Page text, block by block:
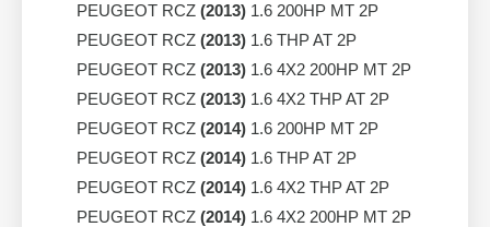
PEUGEOT RCZ (2013) 1.6 200HP MT 2P
PEUGEOT RCZ (2013) 1.6 THP AT 2P
PEUGEOT RCZ (2013) 1.6 4X2 200HP MT 2P
PEUGEOT RCZ (2013) 1.6 4X2 THP AT 2P
PEUGEOT RCZ (2014) 1.6 200HP MT 2P
PEUGEOT RCZ (2014) 1.6 THP AT 2P
PEUGEOT RCZ (2014) 1.6 4X2 THP AT 2P
PEUGEOT RCZ (2014) 1.6 4X2 200HP MT 2P